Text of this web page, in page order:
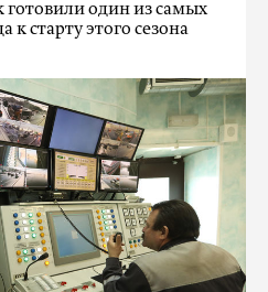
готовили один из самых
к старту этого сезона